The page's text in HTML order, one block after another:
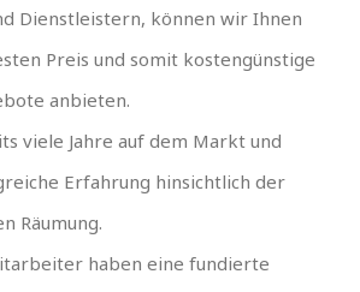
Dienstleistern, können wir Ihnen
Preis und somit kostengünstige
anbieten.
viele Jahre auf dem Markt und
Erfahrung hinsichtlich der
Räumung.
haben eine fundierte